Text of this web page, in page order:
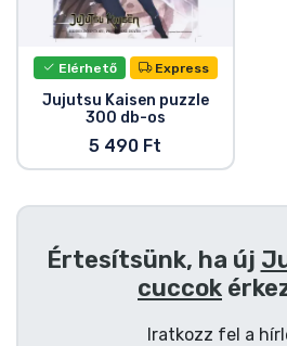
Elérhető Express
Jujutsu Kaisen puzzle
300 db-os
5 490 Ft
Értesítsünk, ha új
cuccok
Iratkozz fel a
Filmes cuccok
Mesés cuccok
Animés cuccok
Gamer cuccok
Sportos cuccok
Zenés cuccok